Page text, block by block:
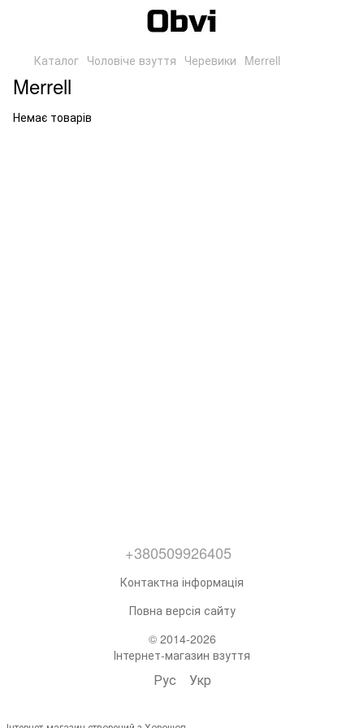
Каталог Чоловіче взуття Черевики Merrell
Merrell
Немає товарів
+380509926405
Контактна інформація
Повна версія сайту
© 2014-2026
Інтернет-магазин взуття
Рус Укр